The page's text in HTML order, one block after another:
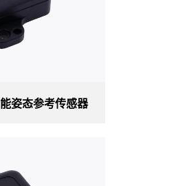
集成霍尔效应传
而可以在扭矩应
姿态参考传感器